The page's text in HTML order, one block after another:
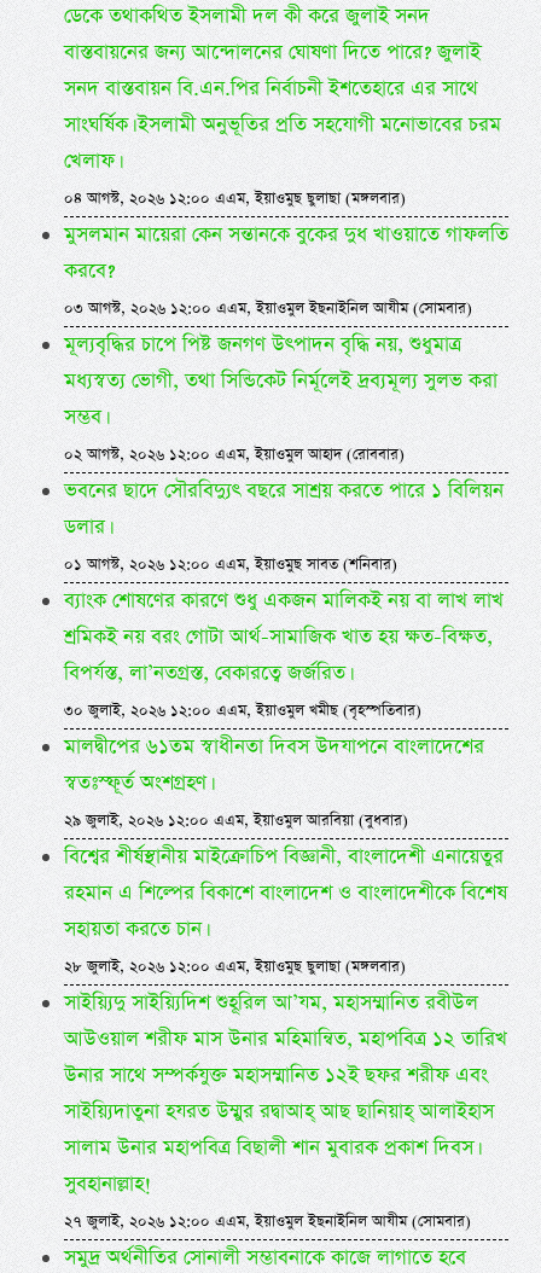
ডেকে তথাকথিত ইসলামী দল কী করে জুলাই সনদ
বাস্তবায়নের জন্য আন্দোলনের ঘোষণা দিতে পারে? জুলাই
সনদ বাস্তবায়ন বি.এন.পির নির্বাচনী ইশতেহারে এর সাথে
সাংঘর্ষিক। ইসলামী অনুভূতির প্রতি সহযোগী মনোভাবের চরম
খেলাফ।
০৪ আগস্ট, ২০২৬ ১২:০০ এএম, ইয়াওমুছ ছুলাছা (মঙ্গলবার)
মুসলমান মায়েরা কেন সন্তানকে বুকের দুধ খাওয়াতে গাফলতি
করবে?
০৩ আগস্ট, ২০২৬ ১২:০০ এএম, ইয়াওমুল ইছনাইনিল আযীম (সোমবার)
মূল্যবৃদ্ধির চাপে পিষ্ট জনগণ উৎপাদন বৃদ্ধি নয়, শুধুমাত্র
মধ্যস্বত্য ভোগী, তথা সিন্ডিকেট নির্মূলেই দ্রব্যমূল্য সুলভ করা
সম্ভব।
০২ আগস্ট, ২০২৬ ১২:০০ এএম, ইয়াওমুল আহাদ (রোববার)
ভবনের ছাদে সৌরবিদ্যুৎ বছরে সাশ্রয় করতে পারে ১ বিলিয়ন
ডলার।
০১ আগস্ট, ২০২৬ ১২:০০ এএম, ইয়াওমুছ সাবত (শনিবার)
ব্যাংক শোষণের কারণে শুধু একজন মালিকই নয় বা লাখ লাখ
শ্রমিকই নয় বরং গোটা আর্থ-সামাজিক খাত হয় ক্ষত-বিক্ষত,
বিপর্যস্ত, লা’নতগ্রস্ত, বেকারত্বে জর্জরিত।
৩০ জুলাই, ২০২৬ ১২:০০ এএম, ইয়াওমুল খমীছ (বৃহস্পতিবার)
মালদ্বীপের ৬১তম স্বাধীনতা দিবস উদযাপনে বাংলাদেশের
স্বতঃস্ফূর্ত অংশগ্রহণ।
২৯ জুলাই, ২০২৬ ১২:০০ এএম, ইয়াওমুল আরবিয়া (বুধবার)
বিশ্বের শীর্ষস্থানীয় মাইক্রোচিপ বিজ্ঞানী, বাংলাদেশী এনায়েতুর
রহমান এ শিল্পের বিকাশে বাংলাদেশ ও বাংলাদেশীকে বিশেষ
সহায়তা করতে চান।
২৮ জুলাই, ২০২৬ ১২:০০ এএম, ইয়াওমুছ ছুলাছা (মঙ্গলবার)
সাইয়্যিদু সাইয়্যিদিশ শুহূরিল আ’যম, মহাসম্মানিত রবীউল
আউওয়াল শরীফ মাস উনার মহিমান্বিত, মহাপবিত্র ১২ তারিখ
উনার সাথে সম্পর্কযুক্ত মহাসম্মানিত ১২ই ছফর শরীফ এবং
সাইয়্যিদাতুনা হযরত উম্মুর রদ্বাআহ্ আছ ছানিয়াহ্ আলাইহাস
সালাম উনার মহাপবিত্র বিছালী শান মুবারক প্রকাশ দিবস।
সুবহানাল্লাহ!
২৭ জুলাই, ২০২৬ ১২:০০ এএম, ইয়াওমুল ইছনাইনিল আযীম (সোমবার)
সমুদ্র অর্থনীতির সোনালী সম্ভাবনাকে কাজে লাগাতে হবে